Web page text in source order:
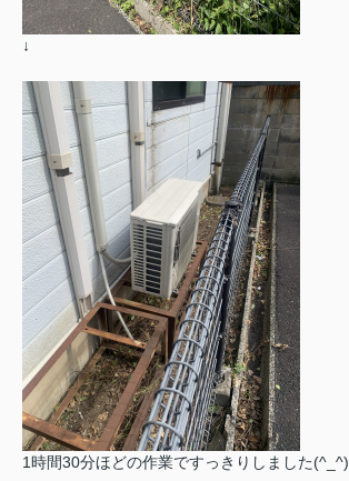
↓
1時間30分ほどの作業ですっきりしました(^_^)